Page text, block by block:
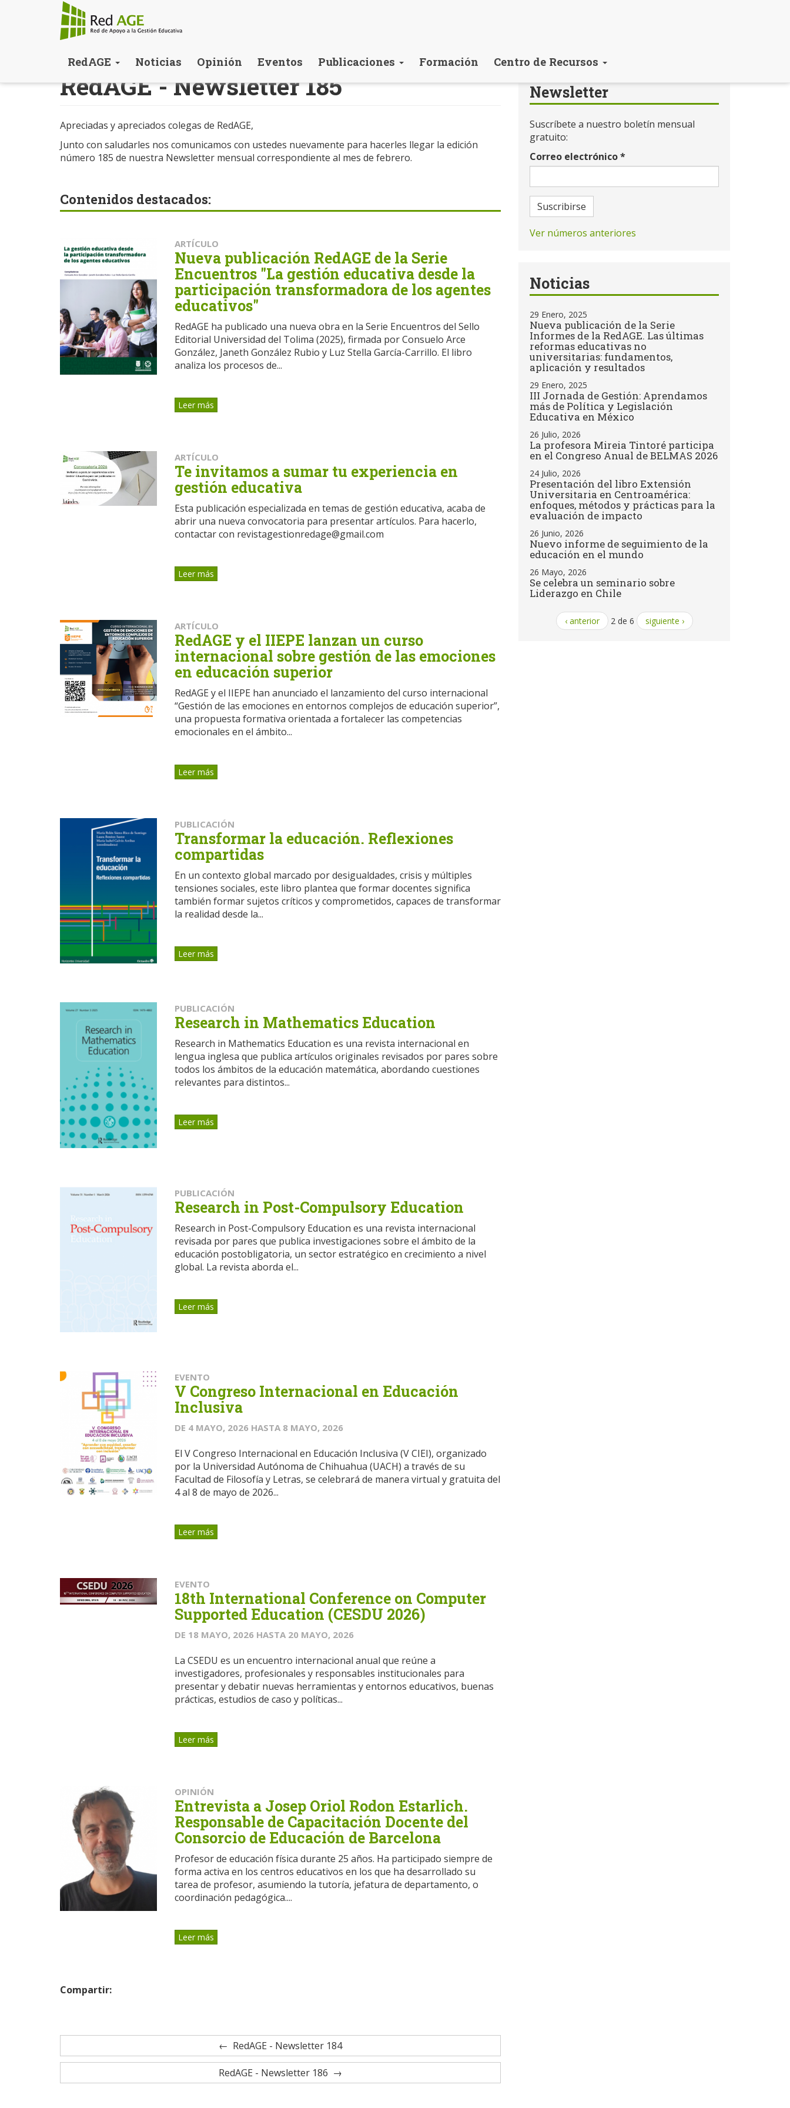
contenido
RedAGE Noticias Opinión Eventos Publicaciones Formación Centro de Recursos
RedAGE - Newsletter 185
Apreciadas y apreciados colegas de RedAGE,
Junto con saludarles nos comunicamos con ustedes nuevamente para hacerles llegar la edición
número 185 de nuestra Newsletter mensual correspondiente al mes de febrero.
Contenidos destacados:
ARTÍCULO
Nueva publicación RedAGE de la Serie
Encuentros "La gestión educativa desde la
participación transformadora de los agentes
educativos"
RedAGE ha publicado una nueva obra en la Serie Encuentros del Sello
Editorial Universidad del Tolima (2025), firmada por Consuelo Arce
González, Janeth González Rubio y Luz Stella García-Carrillo. El libro
analiza los procesos de...
Leer más
ARTÍCULO
Te invitamos a sumar tu experiencia en
gestión educativa
Esta publicación especializada en temas de gestión educativa, acaba de
abrir una nueva convocatoria para presentar artículos. Para hacerlo,
contactar con revistagestionredage@gmail.com
Leer más
ARTÍCULO
RedAGE y el IIEPE lanzan un curso
internacional sobre gestión de las emociones
en educación superior
RedAGE y el IIEPE han anunciado el lanzamiento del curso internacional
“Gestión de las emociones en entornos complejos de educación superior”,
una propuesta formativa orientada a fortalecer las competencias
emocionales en el ámbito...
Leer más
PUBLICACIÓN
Transformar la educación. Reflexiones
compartidas
En un contexto global marcado por desigualdades, crisis y múltiples
tensiones sociales, este libro plantea que formar docentes significa
también formar sujetos críticos y comprometidos, capaces de transformar
la realidad desde la...
Leer más
PUBLICACIÓN
Research in Mathematics Education
Research in Mathematics Education es una revista internacional en
lengua inglesa que publica artículos originales revisados por pares sobre
todos los ámbitos de la educación matemática, abordando cuestiones
relevantes para distintos...
Leer más
PUBLICACIÓN
Research in Post-Compulsory Education
Research in Post-Compulsory Education es una revista internacional
revisada por pares que publica investigaciones sobre el ámbito de la
educación postobligatoria, un sector estratégico en crecimiento a nivel
global. La revista aborda el...
Leer más
EVENTO
V Congreso Internacional en Educación
Inclusiva
DE 4 MAYO, 2026 HASTA 8 MAYO, 2026
El V Congreso Internacional en Educación Inclusiva (V CIEI), organizado
por la Universidad Autónoma de Chihuahua (UACH) a través de su
Facultad de Filosofía y Letras, se celebrará de manera virtual y gratuita del
4 al 8 de mayo de 2026...
Leer más
EVENTO
18th International Conference on Computer
Supported Education (CESDU 2026)
DE 18 MAYO, 2026 HASTA 20 MAYO, 2026
La CSEDU es un encuentro internacional anual que reúne a
investigadores, profesionales y responsables institucionales para
presentar y debatir nuevas herramientas y entornos educativos, buenas
prácticas, estudios de caso y políticas...
Leer más
OPINIÓN
Entrevista a Josep Oriol Rodon Estarlich.
Responsable de Capacitación Docente del
Consorcio de Educación de Barcelona
Profesor de educación física durante 25 años. Ha participado siempre de
forma activa en los centros educativos en los que ha desarrollado su
tarea de profesor, asumiendo la tutoría, jefatura de departamento, o
coordinación pedagógica....
Leer más
Compartir:
RedAGE - Newsletter 184
RedAGE - Newsletter 186
Newsletter
Suscríbete a nuestro boletín mensual
gratuito:
Correo electrónico*
Suscribirse
Ver números anteriores
Noticias
29 Enero, 2025
Nueva publicación de la Serie
Informes de la RedAGE. Las últimas
reformas educativas no
universitarias: fundamentos,
aplicación y resultados
29 Enero, 2025
III Jornada de Gestión: Aprendamos
más de Política y Legislación
Educativa en México
26 Julio, 2026
La profesora Mireia Tintoré participa
en el Congreso Anual de BELMAS 2026
24 Julio, 2026
Presentación del libro Extensión
Universitaria en Centroamérica:
enfoques, métodos y prácticas para la
evaluación de impacto
26 Junio, 2026
Nuevo informe de seguimiento de la
educación en el mundo
26 Mayo, 2026
Se celebra un seminario sobre
Liderazgo en Chile
‹ anterior 2 de 6 siguiente ›